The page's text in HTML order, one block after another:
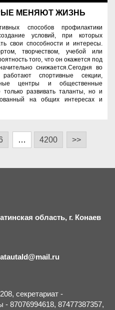
МЕНЯЮТ ЖИЗНЬ
способов профилактики
условий, при которых
свои способности и интересы.
творчеством, учебой или
того, что он окажется под
снижается.Сегодня во
спортивные секции,
центры и общественные
развивать таланты, но и
на общих интересах и
… 4200 >>
область, г. Конаев
секретариат -
- 87076994618, 87477387357,